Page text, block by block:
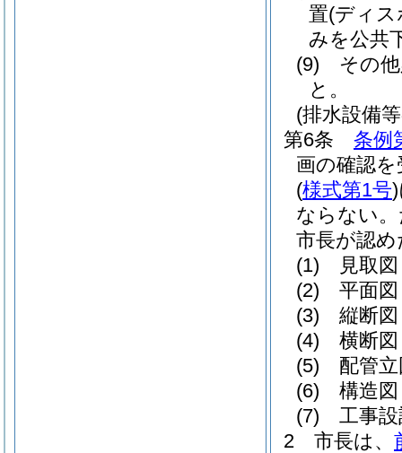
置(ディス
みを公共
(9)
その
と。
(排水設備
第6条
条例
画の確認
(様式第1号)
ならない。
市長が認
(1)
見取図
(2)
平面
(3)
縦断
(4)
横断
(5)
配管
(6)
構造
(7)
工事
2
市長は、